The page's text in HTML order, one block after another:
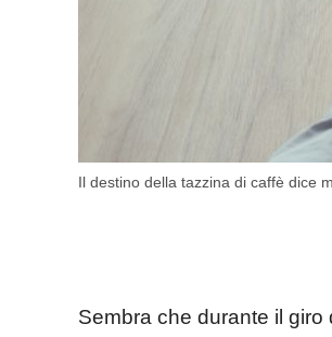
Il destino della tazzina di caffè dice
Sembra che durante il giro